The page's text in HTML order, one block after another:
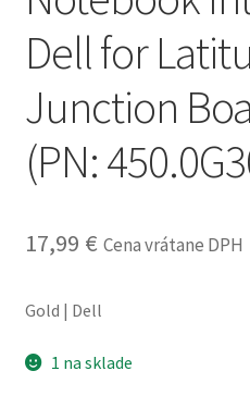
podmienky
Wishlist
Dell for
Junction
(PN:
17,99 € Cena vrátane DPH
Gold | Dell
1 na sklade